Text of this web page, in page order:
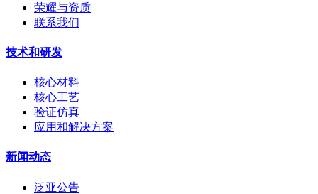
荣耀与资质
联系我们
技术和研发
核心材料
核心工艺
验证仿真
应用和解决方案
新闻动态
泛亚公告